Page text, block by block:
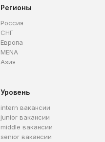
Регионы
Россия
СНГ
Европа
MENA
Азия
Уровень
intern вакансии
junior вакансии
middle вакансии
senior вакансии